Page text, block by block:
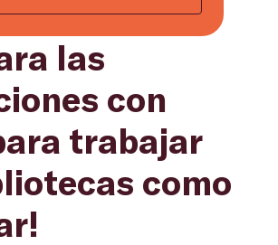
las
con
trabajar
como